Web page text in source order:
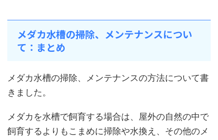
メダカ水槽の掃除、メンテナンスについ
て：まとめ
メダカ水槽の掃除、メンテナンスの方法について書
きました。
メダカを水槽で飼育する場合は、屋外の自然の中で
飼育するよりもこまめに掃除や水換え、その他のメ